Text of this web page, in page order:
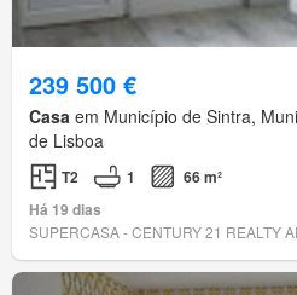
239 500 €
Casa em Município de Sintra,
de Lisboa
T2 1
66 m²
Há 19 dias
SUPERCASA - CENTURY 21 REALTY